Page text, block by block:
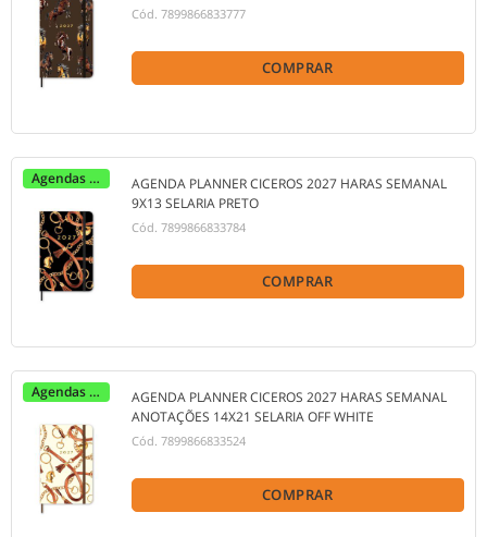
Cód. 7899866833777
COMPRAR
Agendas 2027
AGENDA PLANNER CICEROS 2027 HARAS SEMANAL
9X13 SELARIA PRETO
Cód. 7899866833784
COMPRAR
Agendas 2027
AGENDA PLANNER CICEROS 2027 HARAS SEMANAL
ANOTAÇÕES 14X21 SELARIA OFF WHITE
Cód. 7899866833524
COMPRAR